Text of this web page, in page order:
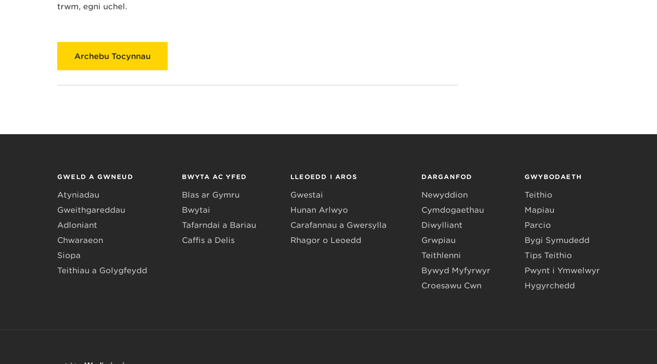
trwm, egni uchel.
Archebu Tocynnau
GWELD A GWNEUD
Atyniadau
Gweithgareddau
Adloniant
Chwaraeon
Siopa
Teithiau a Golygfeydd
BWYTA AC YFED
Blas ar Gymru
Bwytai
Tafarndai a Bariau
Caffis a Delis
LLEOEDD I AROS
Gwestai
Hunan Arlwyo
Carafannau a Gwersylla
Rhagor o Leoedd
DARGANFOD
Newyddion
Cymdogaethau
Diwylliant
Grwpiau
Teithlenni
Bywyd Myfyrwyr
Croesawu Cŵn
GWYBODAETH
Teithio
Mapiau
Parcio
Bygi Symudedd
Tips Teithio
Pwynt i Ymwelwyr
Hygyrchedd